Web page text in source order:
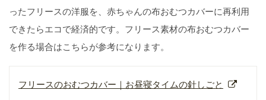
ったフリースの洋服を、赤ちゃんの布おむつカバーに再利用
できたらエコで経済的です。フリース素材の布おむつカバー
を作る場合はこちらが参考になります。
フリースのおむつカバー｜お昼寝タイムの針しごと